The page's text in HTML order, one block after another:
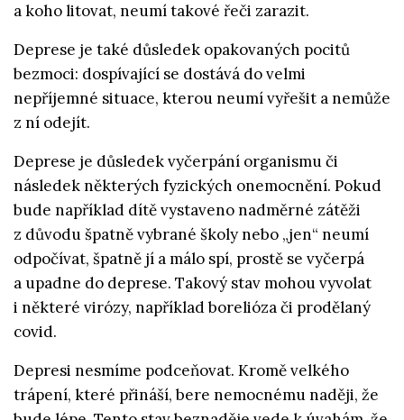
a koho litovat, neumí takové řeči zarazit.
Deprese je také důsledek opakovaných pocitů
bezmoci: dospívající se dostává do velmi
nepříjemné situace, kterou neumí vyřešit a nemůže
z ní odejít.
Deprese je důsledek vyčerpání organismu či
následek některých fyzických onemocnění. Pokud
bude například dítě vystaveno nadměrné zátěži
z důvodu špatně vybrané školy nebo „jen“ neumí
odpočívat, špatně jí a málo spí, prostě se vyčerpá
a upadne do deprese. Takový stav mohou vyvolat
i některé virózy, například borelióza či prodělaný
covid.
Depresi nesmíme podceňovat. Kromě velkého
trápení, které přináší, bere nemocnému naději, že